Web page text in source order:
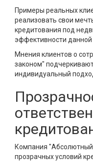
Примеры реальных
реализовать свои
кредитования под
эффективности данной
Мнения клиентов о
законом"
индивидуальный
Компания
прозрачных условий